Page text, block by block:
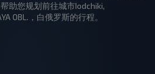
助您规划前往城市Iodchiki,
OBL.，白俄罗斯的行程。